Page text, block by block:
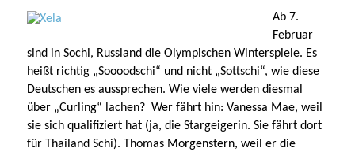
Ab 7.
Februar
sind in Sochi, Russland die Olympischen Winterspiele. Es
heißt richtig „Soooodschi“ und nicht „Sottschi“, wie diese
Deutschen es aussprechen. Wie viele werden diesmal
über „Curling“ lachen? Wer fährt hin: Vanessa Mae, weil
sie sich qualifiziert hat (ja, die Stargeigerin. Sie fährt dort
für Thailand Schi). Thomas Morgenstern, weil er die